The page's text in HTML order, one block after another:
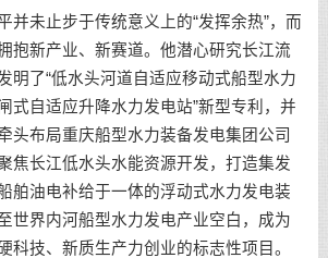
未止步于传统意义上的“发挥余热”，而
抱新产业、新赛道。他潜心研究长江流
明了“低水头河道自适应移动式船型水力
式自适应升降水力发电站”新型专利，并
头布局重庆船型水力装备发电集团公司
焦长江低水头水能资源开发，打造集发
舶油电补给于一体的浮动式水力发电装
世界内河船型水力发电产业空白，成为
科技、新质生产力创业的标志性项目。